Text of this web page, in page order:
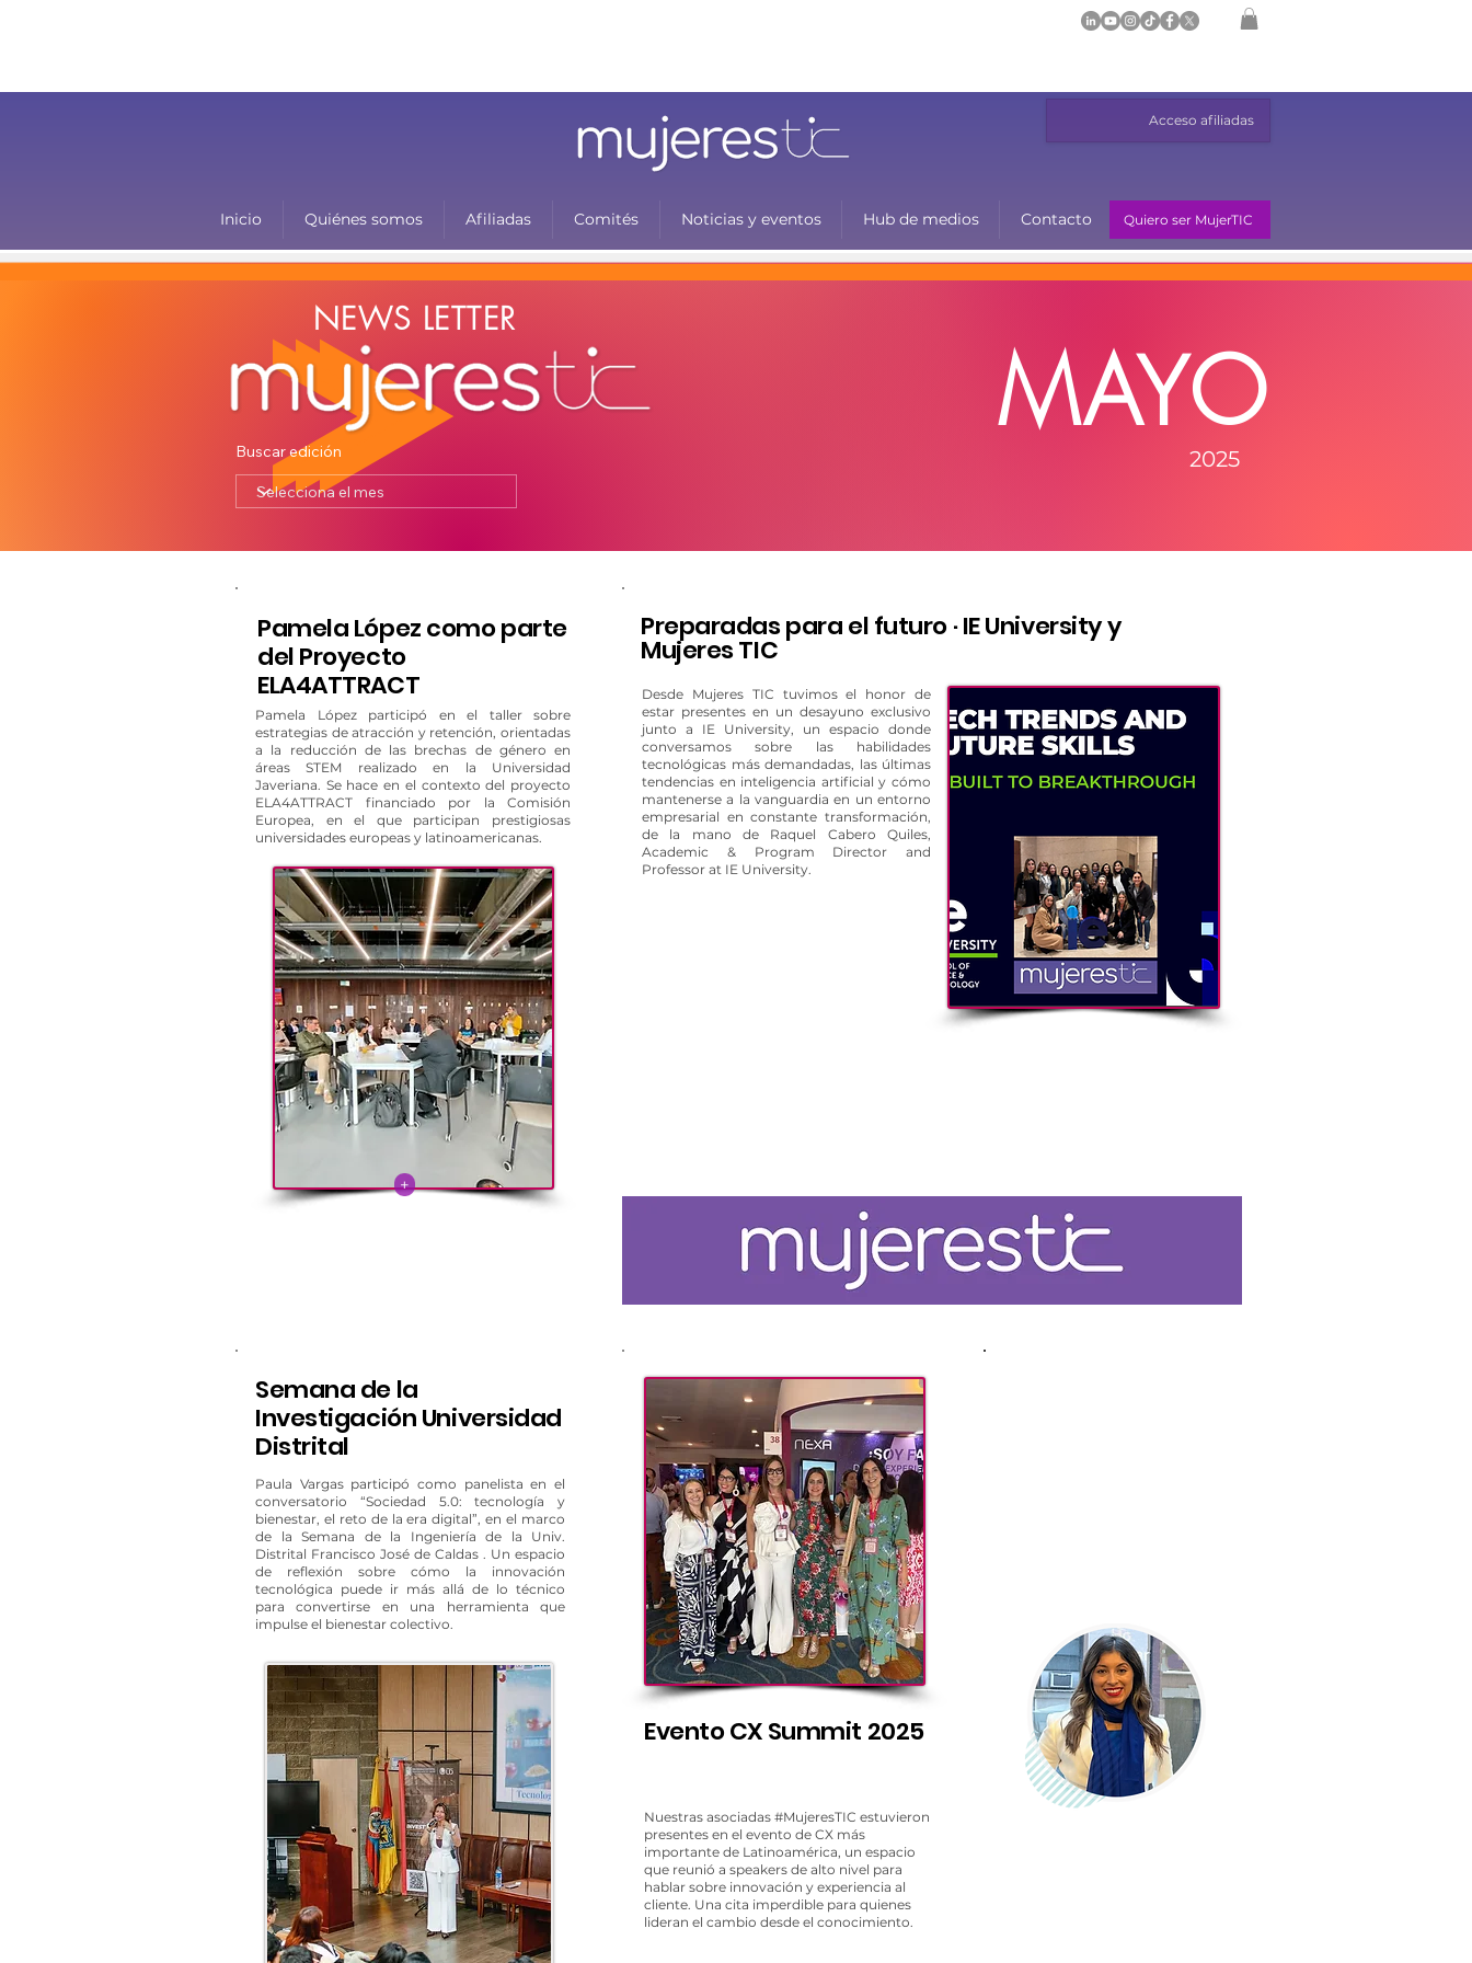
Acceso afiliadas
Inicio Quiénes somos Afiliadas Comités Noticias y eventos Hub de medios Contacto Quiero ser MujerTIC
NEWS LETTER
Buscar edición MAYO
2025
Pamela López como parte
del Proyecto
ELA4ATTRACT
Pamela López participó en el taller sobre
estrategias de atracción y retención, orientadas
a la reducción de las brechas de género en
áreas STEM realizado en la Universidad
Javeriana. Se hace en el contexto del proyecto
ELA4ATTRACT financiado por la Comisión
Europea, en el que participan prestigiosas
universidades europeas y latinoamericanas.
+
Preparadas para el futuro · IE University y
Mujeres TIC
Desde Mujeres TIC tuvimos el honor de
estar presentes en un desayuno exclusivo
junto a IE University, un espacio donde
conversamos sobre las habilidades
tecnológicas más demandadas, las últimas
tendencias en inteligencia artificial y cómo
mantenerse a la vanguardia en un entorno
empresarial en constante transformación,
de la mano de Raquel Cabero Quiles,
Academic & Program Director and
Professor at IE University.
Semana de la
Investigación Universidad
Distrital
Paula Vargas participó como panelista en el
conversatorio “Sociedad 5.0: tecnología y
bienestar, el reto de la era digital”, en el marco
de la Semana de la Ingeniería de la Univ.
Distrital Francisco José de Caldas . Un espacio
de reflexión sobre cómo la innovación
tecnológica puede ir más allá de lo técnico
para convertirse en una herramienta que
impulse el bienestar colectivo.
Evento CX Summit 2025
Nuestras asociadas #MujeresTIC estuvieron
presentes en el evento de CX más
importante de Latinoamérica, un espacio
que reunió a speakers de alto nivel para
hablar sobre innovación y experiencia al
cliente. Una cita imperdible para quienes
lideran el cambio desde el conocimiento.